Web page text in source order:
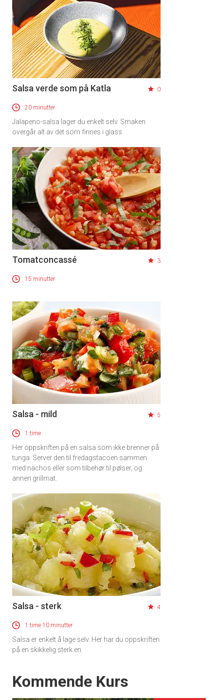
Salsa verde som på Katla 0
20 minutter
Jalapeno-salsa lager du enkelt selv. Smaken
overgår alt av det som finnes i glass.
Tomatconcassé 3
15 minutter
Salsa - mild 5
1 time
Her oppskriften på en salsa som ikke brenner på
tunga. Server den til fredagstacoen sammen
med nachos eller som tilbehør til pølser, og
annen grillmat.
Salsa - sterk 4
1 time 10 minutter
Salsa er enkelt å lage selv. Her har du oppskriften
på en skikkelig sterk en.
Events
Kommende Kurs